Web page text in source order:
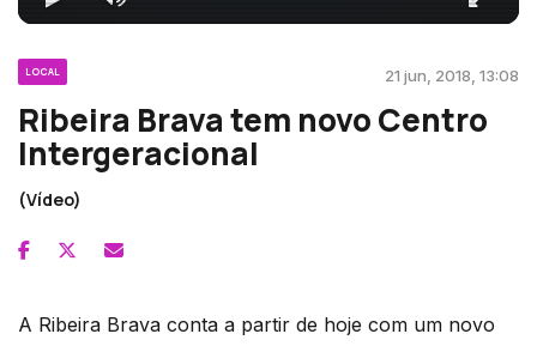
LOCAL 21 jun, 2018, 13:08
Ribeira Brava tem novo Centro
Intergeracional
(Vídeo)
A Ribeira Brava conta a partir de hoje com um novo